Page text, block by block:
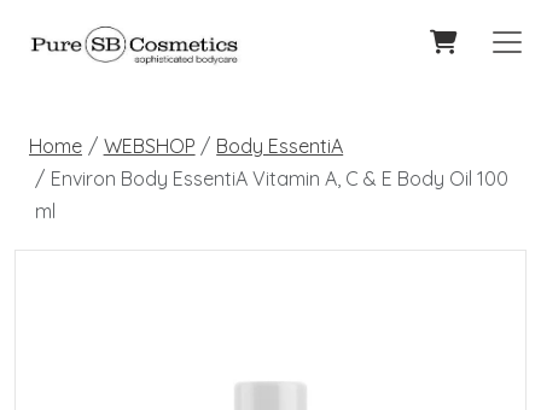
Home WEBSHOP
Body EssentiA
Environ Body EssentiA Vitamin A, C & E Body Oil 100
ml